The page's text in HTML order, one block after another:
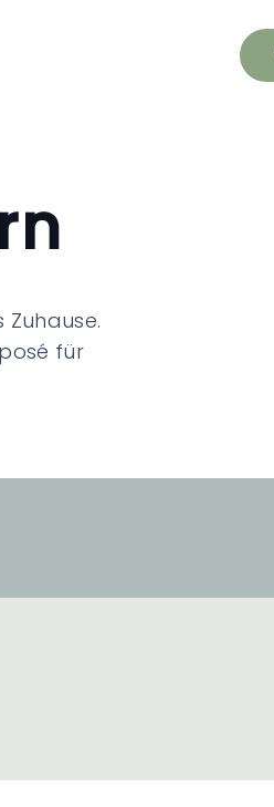
Zuhause.
für